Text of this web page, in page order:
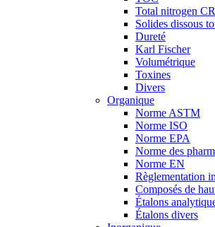
Total nitrogen
Solides dissous
Dureté
Karl Fischer
Volumétrique
Toxines
Divers
Organique
Norme ASTM
Norme ISO
Norme EPA
Norme des
Norme EN
Règlementation
Composés de
Étalons
Étalons divers